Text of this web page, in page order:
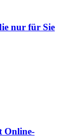
nur für Sie
Online-